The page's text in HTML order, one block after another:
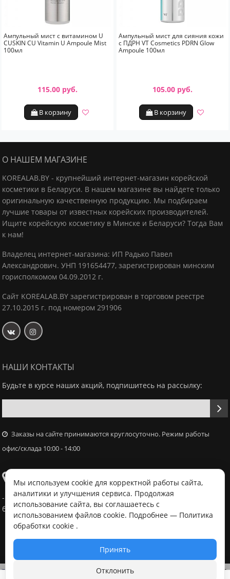
Ампульный мист с витамином U
CUSKIN CU Vitamin U Ampoule Mist
100мл
115.00 руб.
В корзину
Ампульный мист для сияния кожи
с ПДРН VT Cosmetics PDRN Glow
Ampoule 100мл
105.00 руб.
В корзину
О НАШЕМ МАГАЗИНЕ
KOREALAB.BY - крупнейший интернет-магазин корейской
косметики в Беларуси. В нашем магазине вы найдете только
оригинальную качественную продукцию. Мы подбираем
лучшие товары от известных корейских производителей.
Ищите корейскую косметику в Минске и Беларуси? Тогда Вам
к нам!
Владелец интернет-магазина: ИП Радько Павел
Александрович. УНП 191654477, зарегистрирован минским
горисполкомом 04.09.2012 г.
Сайт KOREALAB.BY зарегистрирован в торговом реестре
27.10.2015 г. под номером 291906
НАШИ КОНТАКТЫ
Будьте в курсе наших акций, подпишитесь на рассылку:
Заказы на сайте принимаются круглосуточно. Режим работы
офис/склада 10:00 - 14:00
Самовывоз
- Офис / склад, г. Минск, ул. Володько 18, с 10:00 - 14:00 в
будний день после согласования с менеджером
Мы используем cookie для корректной работы сайта,
аналитики и улучшения сервиса. Продолжая
использование сайта, вы соглашаетесь с
использованием файлов cookie. Подробнее — Политика
обработки cookie .
Принять
Отклонить